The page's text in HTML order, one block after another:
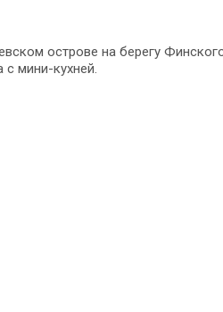
острове на берегу
мини-кухней.